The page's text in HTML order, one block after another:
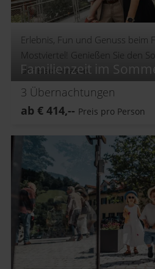
Familienzeit im
Erlebnis, Fun und Genuss beim
Mostviertel! Genießen Sie den
der Eisenstrasse.
3 Übernachtungen
ab € 414,-- Preis pro Person